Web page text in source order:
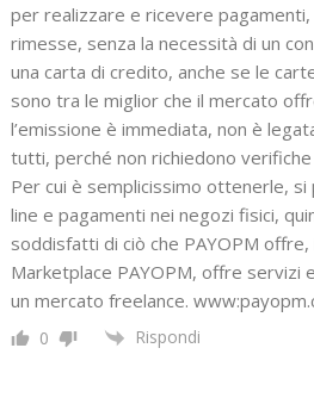
per realizzare e ricevere
rimesse, senza la necessità di un
una carta di credito, anche se le
sono tra le miglior che il mercato
l’emissione è immediata, non è
tutti, perché non richiedono verifiche
Per cui è semplicissimo ottenerle,
line e pagamenti nei negozi fisici,
soddisfatti di ciò che PAYOPM
Marketplace PAYOPM, offre servizi
un mercato freelance.
0 Rispondi